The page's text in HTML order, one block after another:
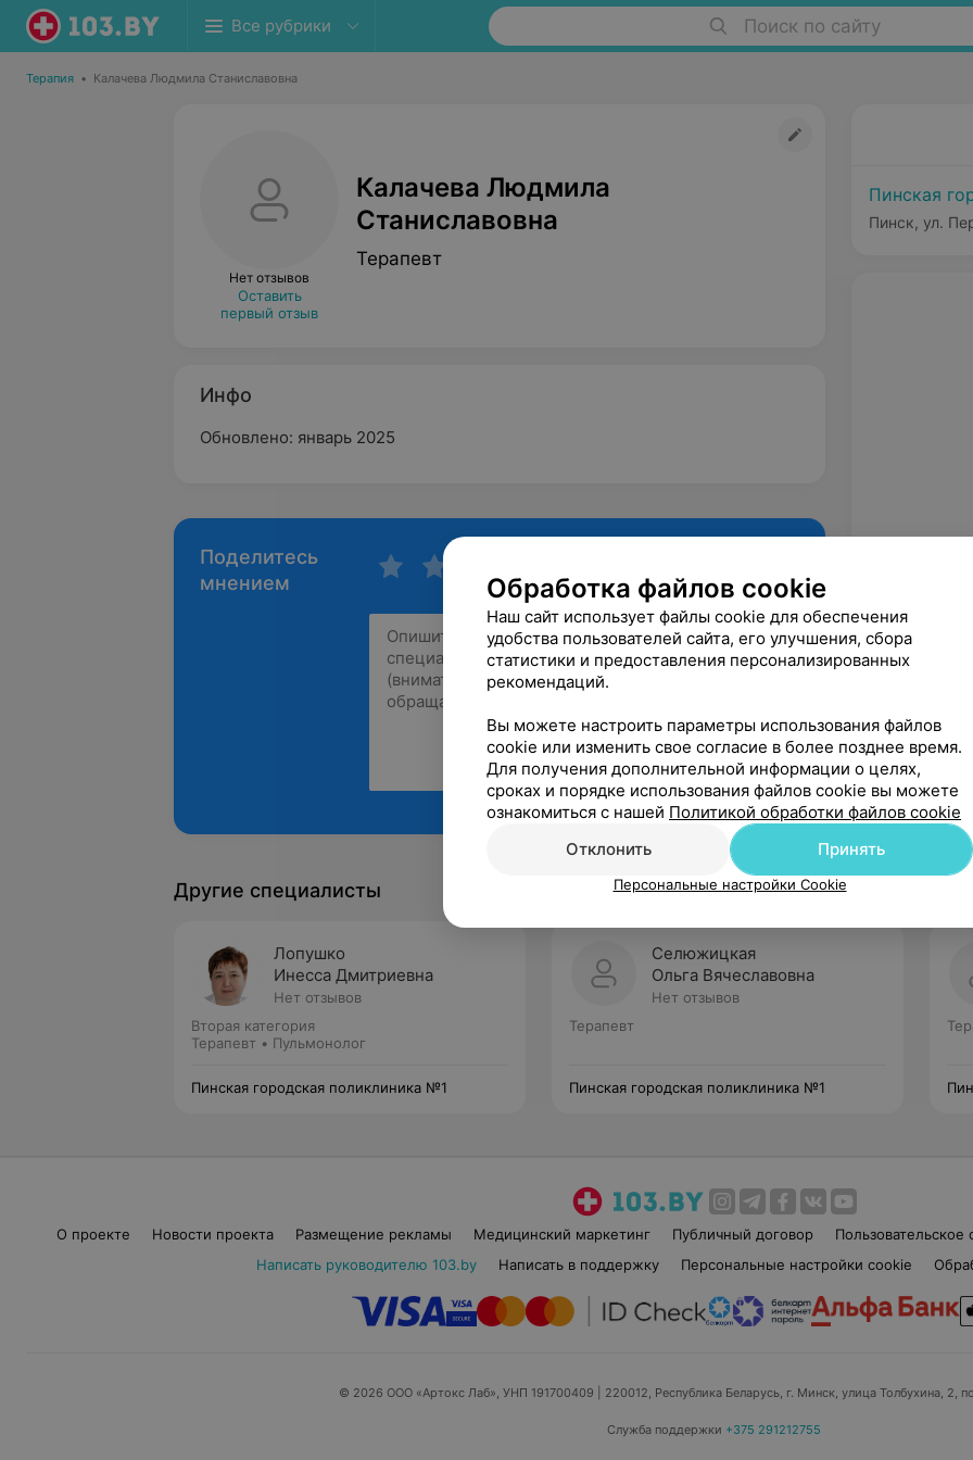
Все рубрики Поиск по сайту
Терапия • Калачева Людмила Станиславовна
Нет отзывов
Оставить
первый отзыв
Калачева Людмила
Станиславовна
Терапевт
Инфо
Обновлено: январь 2025
Поделитесь
мнением
Рекомендую
Пинская
Пинск, ул.
Другие специалисты
Лопушко
Инесса Дмитриевна
Нет отзывов
Вторая категория
Терапевт • Пульмонолог
Пинская городская поликлиника №1
Селюжицкая
Ольга Вячеславовна
Нет отзывов
Терапевт
Пинская городская поликлиника №1
О проекте Новости проекта Размещение рекламы Медицинский маркетинг Публичный договор Пользовательское
Написать руководителю 103.by
Написать в поддержку Персональные настройки cookie
© 2026 ООО «Артокс Лаб», УНП 191700409 | 220012, Республика Беларусь, г. Минск, улица Толбухина, 2,
Служба поддержки +375 291212755
Обработка файлов cookie
Наш сайт использует файлы cookie для обеспечения
удобства пользователей сайта, его улучшения, сбора
статистики и предоставления персонализированных
рекомендаций.
Вы можете настроить параметры использования файлов
cookie или изменить свое согласие в более позднее время.
Для получения дополнительной информации о целях,
сроках и порядке использования файлов cookie вы можете
ознакомиться с нашей Политикой обработки файлов cookie
Отклонить
Принять
Персональные настройки Cookie